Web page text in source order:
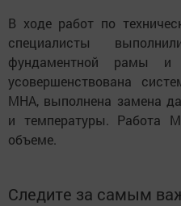
В ходе работ по
специалисты
фундаментной рамы и
усовершенствована
МНА, выполнена замена
и температуры. Работа
объеме.
Следите за самым